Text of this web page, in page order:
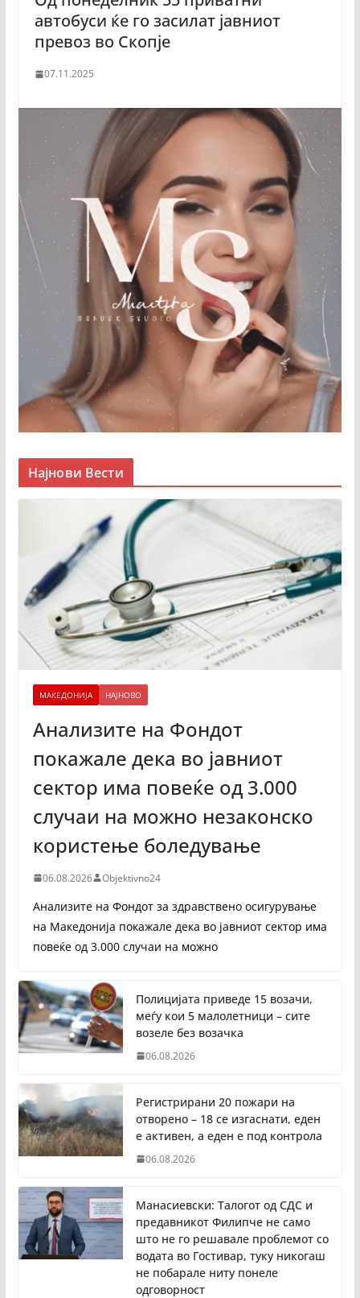
автобуси ќе го засилат јавниот
превоз во Скопје
07.11.2025
Најнови Вести
МАКЕДОНИЈА НАЈНОВО
Анализите на Фондот
покажале дека во јавниот
сектор има повеќе од 3.000
случаи на можно незаконско
користење боледување
06.08.2026 Objektivno24
Анализите на Фондот за здравствено осигурување
на Македонија покажале дека во јавниот сектор има
повеќе од 3.000 случаи на можно
Полицијата приведе 15 возачи,
меѓу кои 5 малолетници – сите
возеле без возачка
06.08.2026
Регистрирани 20 пожари на
отворено – 18 се изгаснати, еден
е активен, а еден е под контрола
06.08.2026
Манасиевски: Талогот од СДС и
предавникот Филипче не само
што не го решавале проблемот со
водата во Гостивар, туку никогаш
не побарале ниту понеле
одговорност